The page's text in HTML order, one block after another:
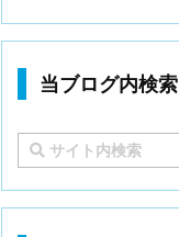
当ブログ内検索